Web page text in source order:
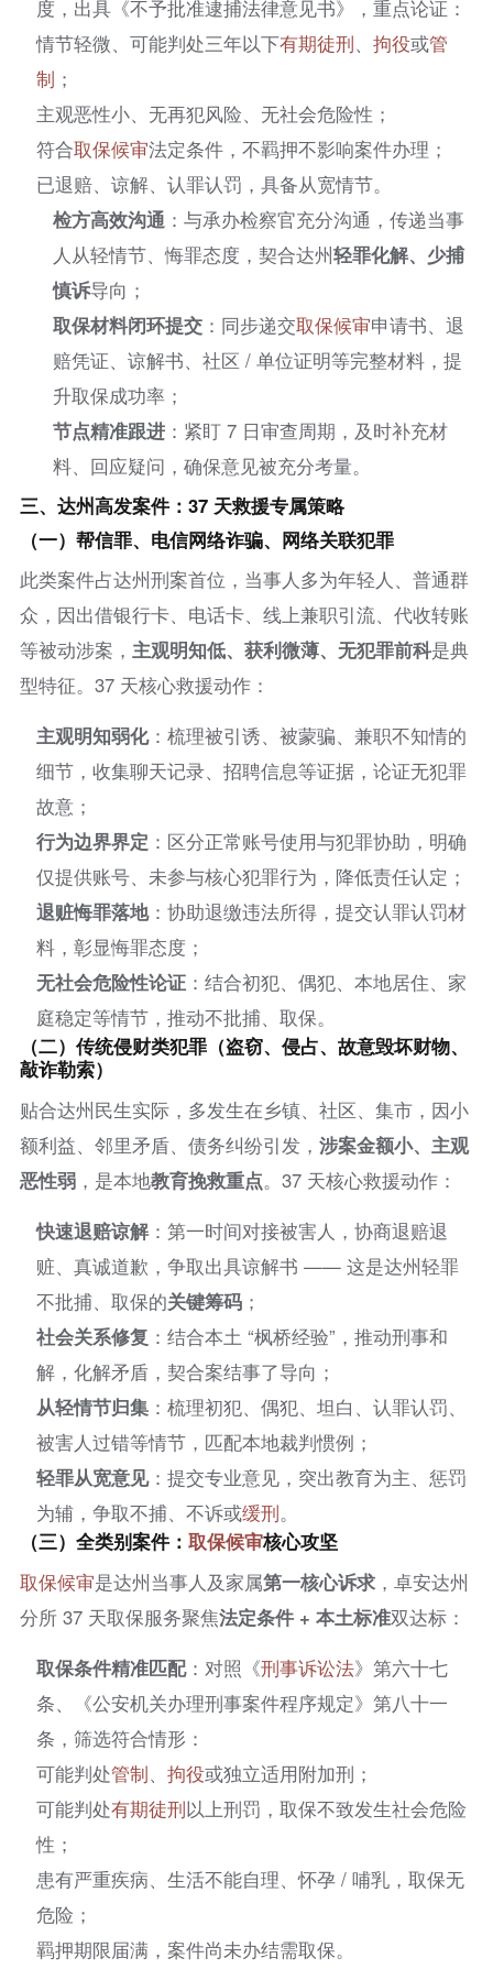
度，出具《不予批准逮捕法律意见书》，重点论证：
情节轻微、可能判处三年以下有期徒刑、 拘役或管
制 ；
主观恶性小、无再犯风险、无社会危险性；
符合取保候审法定条件，不羁押不影响案件办理；
已退赔、谅解、认罪认罚，具备从宽情节。
检方高效沟通：与承办检察官充分沟通，传递当事
人从轻情节、悔罪态度，契合达州轻罪化解、少捕
慎诉导向；
取保材料闭环提交：同步递交取保候审申请书、退
赔凭证、谅解书、社区 / 单位证明等完整材料，提
升取保成功率；
节点精准跟进：紧盯 7 日审查周期，及时补充材
料、回应疑问，确保意见被充分考量。
三、达州高发案件：37 天救援专属策略
（一）帮信罪、电信网络诈骗、网络关联犯罪
此类案件占达州刑案首位，当事人多为年轻人、普通群
众，因出借银行卡、电话卡、线上兼职引流、代收转账
等被动涉案， 主观明知低、获利微薄、无犯罪前科是典
型特征。37 天核心救援动作：
主观明知弱化：梳理被引诱、被蒙骗、兼职不知情的
细节，收集聊天记录、招聘信息等证据，论证无犯罪
故意；
行为边界界定 ：区分正常账号使用与犯罪协助，明确
仅提供账号、未参与核心犯罪行为，降低责任认定；
退赃悔罪落地：协助退缴违法所得，提交认罪认罚材
料，彰显悔罪态度；
无社会危险性论证：结合初犯、偶犯、本地居住、家
庭稳定等情节，推动不批捕、取保。
（二）传统侵财类犯罪（盗窃、侵占、故意毁坏财物、
敲诈勒索）
贴合达州民生实际，多发生在乡镇、社区、集市，因小
额利益、邻里矛盾、债务纠纷引发， 涉案金额小、主观
恶性弱，是本地教育挽救重点。37 天核心救援动作：
快速退赔谅解：第一时间对接被害人，协商退赔退
赃、真诚道歉，争取出具谅解书 —— 这是达州轻罪
不批捕、取保的关键筹码；
社会关系修复 ：结合本土 “枫桥经验”，推动刑事和
解，化解矛盾，契合案结事了导向；
从轻情节归集：梳理初犯、偶犯、坦白、认罪认罚、
被害人过错等情节，匹配本地裁判惯例；
轻罪从宽意见：提交专业意见，突出教育为主、惩罚
为辅，争取不捕、不诉或缓刑。
（三）全类别案件： 取保候审核心攻坚
取保候审是达州当事人及家属第一核心诉求，卓安达州
分所 37 天取保服务聚焦法定条件 + 本土标准双达标：
取保条件精准匹配：对照《刑事诉讼法》第六十七
条、《公安机关办理刑事案件程序规定》第八十一
条，筛选符合情形：
可能判处管制、 拘役或独立适用附加刑；
可能判处有期徒刑以上刑罚，取保不致发生社会危险
性；
患有严重疾病、生活不能自理、怀孕 / 哺乳，取保无
危险；
羁押期限届满，案件尚未办结需取保。